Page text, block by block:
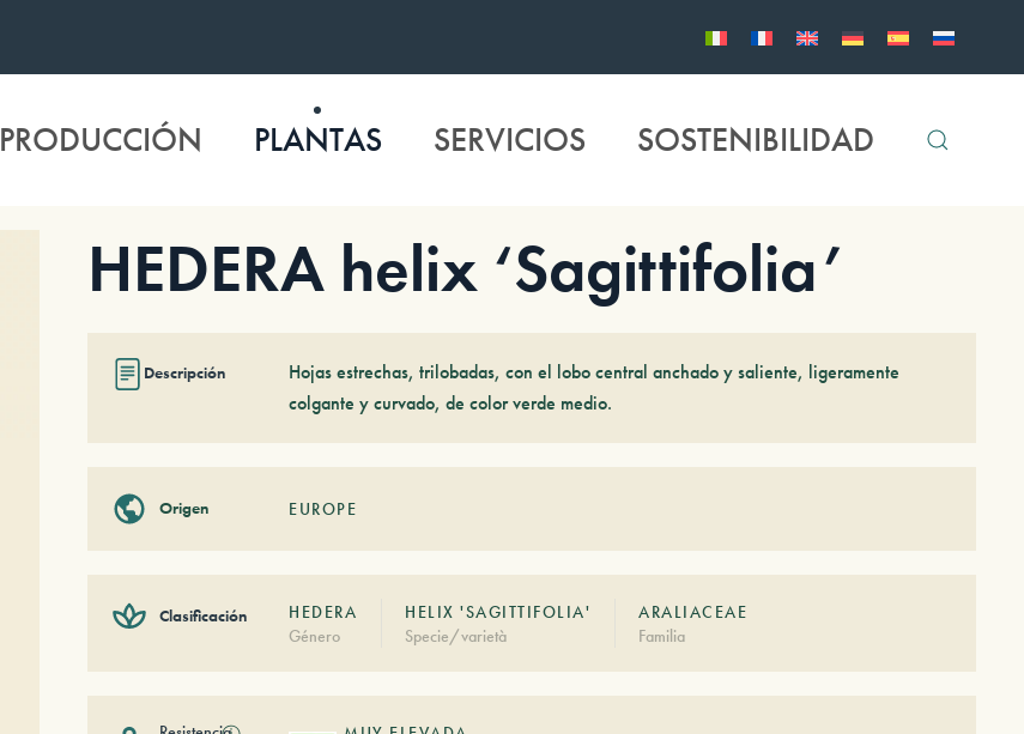
PRODUCCIÓN PLANTAS SERVICIOS SOSTENIBILIDAD
HEDERA helix ‘Sagittifolia’
Descripción
Hojas estrechas, trilobadas, con el lobo central anchado y saliente, ligeramente
colgante y curvado, de color verde medio.
Origen EUROPE
Clasificación
HEDERA
Género
HELIX 'SAGITTIFOLIA'
Specie/varietà
ARALIACEAE
Familia